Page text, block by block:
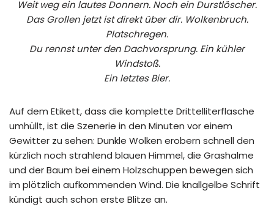
Weit weg ein lautes Donnern. Noch ein Durstlöscher.
Das Grollen jetzt ist direkt über dir. Wolkenbruch.
Platschregen.
Du rennst unter den Dachvorsprung. Ein kühler
Windstoß.
Ein letztes Bier.
Auf dem Etikett, dass die komplette Drittelliterflasche
umhüllt, ist die Szenerie in den Minuten vor einem
Gewitter zu sehen: Dunkle Wolken erobern schnell den
kürzlich noch strahlend blauen Himmel, die Grashalme
und der Baum bei einem Holzschuppen bewegen sich
im plötzlich aufkommenden Wind. Die knallgelbe Schrift
kündigt auch schon erste Blitze an.